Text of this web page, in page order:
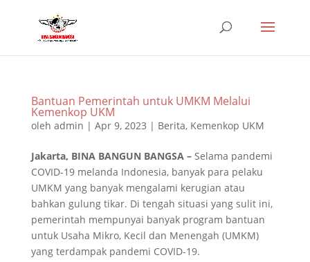
Bantuan Pemerintah untuk UMKM Melalui
Kemenkop UKM
oleh admin | Apr 9, 2023 | Berita, Kemenkop UKM
Jakarta, BINA BANGUN BANGSA – Selama pandemi
COVID-19 melanda Indonesia, banyak para pelaku
UMKM yang banyak mengalami kerugian atau
bahkan gulung tikar. Di tengah situasi yang sulit ini,
pemerintah mempunyai banyak program bantuan
untuk Usaha Mikro, Kecil dan Menengah (UMKM)
yang terdampak pandemi COVID-19.